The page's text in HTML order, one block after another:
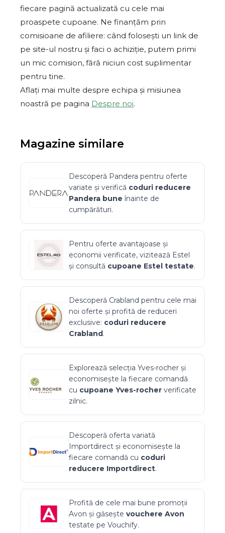
fiecare pagină actualizată cu cele mai
proaspete cupoane. Ne finanțăm prin
comisioane de afiliere: când folosești un link de
pe site-ul nostru și faci o achiziție, putem primi
un mic comision, fără niciun cost suplimentar
pentru tine.
Aflați mai multe despre echipa și misiunea
noastră pe pagina Despre noi.
Magazine similare
Descoperă Pandera pentru oferte
variate și verifică coduri reducere
Pandera bune înainte de
cumpărături.
Pentru oferte avantajoase și
economii verificate, vizitează Estel
și consultă cupoane Estel testate.
Descoperă Crabland pentru cele mai
noi oferte și profită de reduceri
exclusive: coduri reducere
Crabland.
Explorează selecția Yves-rocher și
economisește la fiecare comandă
cu cupoane Yves-rocher verificate
zilnic.
Descoperă oferta variată
Importdirect și economisește la
fiecare comandă cu coduri
reducere Importdirect.
Profită de cele mai bune promoții
Avon și găsește vouchere Avon
testate pe Vouchify.